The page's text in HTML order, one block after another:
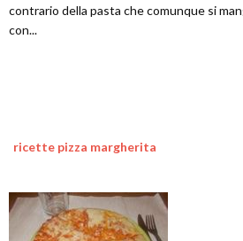
contrario della pasta che comunque si
con...
ricette pizza margherita